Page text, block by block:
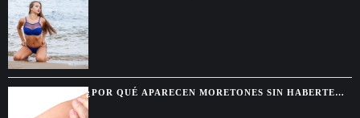
¿POR QUÉ APARECEN MORETONES SIN HABERTE
GOLPEADO? SEÑALES QUE CONVIENE REVISAR